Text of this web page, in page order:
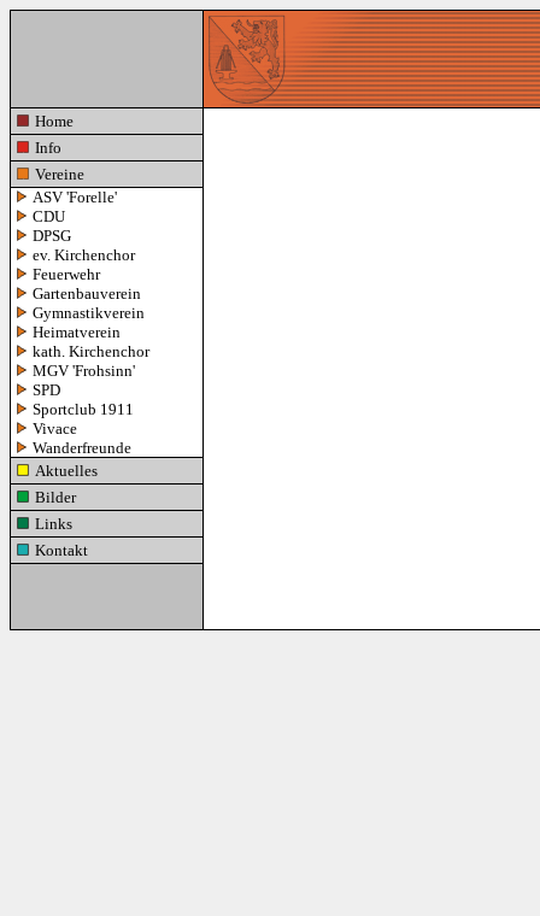
Home
Info
Vereine
ASV 'Forelle'
CDU
DPSG
ev. Kirchenchor
Feuerwehr
Gartenbauverein
Gymnastikverein
Heimatverein
kath. Kirchenchor
MGV 'Frohsinn'
SPD
Sportclub 1911
Vivace
Wanderfreunde
Aktuelles
Bilder
Links
Kontakt